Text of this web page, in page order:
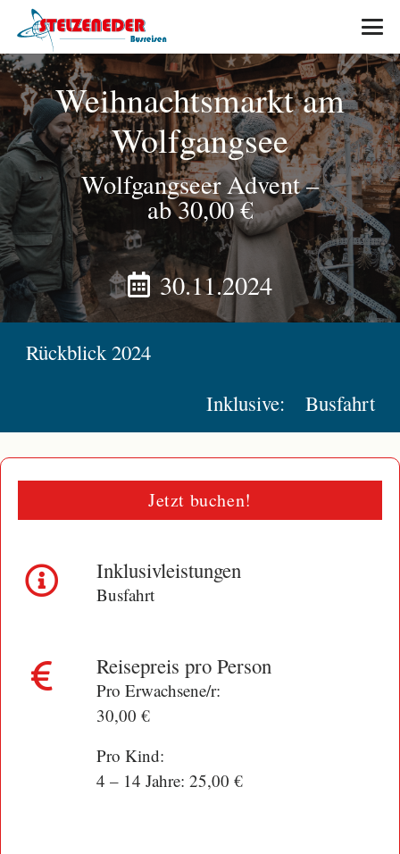
Weihnachtsmarkt am
Wolfgangsee
Wolfgangseer Advent–
ab 30,00 €
30.11.2024
Rückblick 2024
Inklusive:
Busfahrt
Jetzt buchen!
Inklusivleistungen
Busfahrt
Reisepreis pro Person
Pro Erwachsene/r:
30,00 €
Pro Kind:
4 – 14 Jahre: 25,00 €